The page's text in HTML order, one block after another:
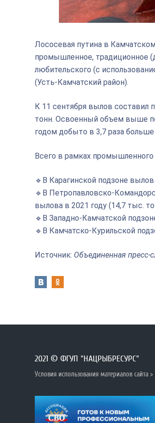
Лососевая путина в
промышленное, традиционное
любительского (с
(Усть-Камчатский район).
К 11 сентября вылов составил
тонн. Освоенный объем выше
годом добыто в 3,7 раза
Всего в рамках
🔹В Карагинской подзоне
🔹В Петропавловско-
вылова в 2021 году (14,7 тыс.
🔹В Западно-Камчатской
🔹В Камчатско-Курильской
Источник: Объединенная пресс-
2021 © ФГУП "НАЦРЫБРЕСУРС"
Условия использования материалов сайта >